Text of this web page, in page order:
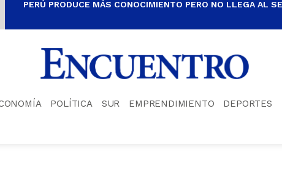
PERÚ PRODUCE MÁS CONOCIMIENTO PERO NO LLEGA AL
POLÍTICA SUR EMPRENDIMIENTO DEPORTES